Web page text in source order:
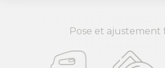
Pose et ajustement